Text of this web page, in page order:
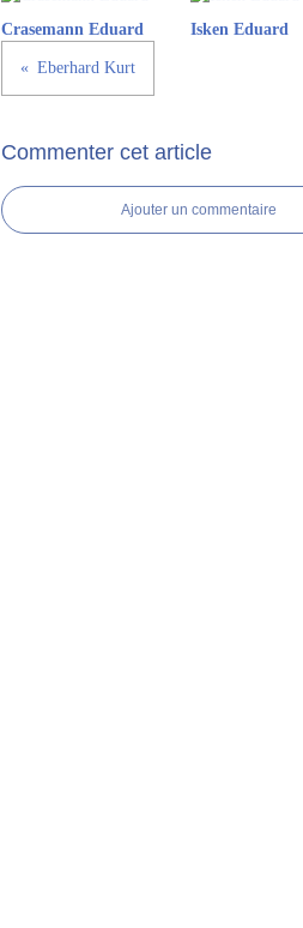
Crasemann Eduard Isken Eduard
Eberhard Kurt
Commenter cet article
Ajouter un commentaire